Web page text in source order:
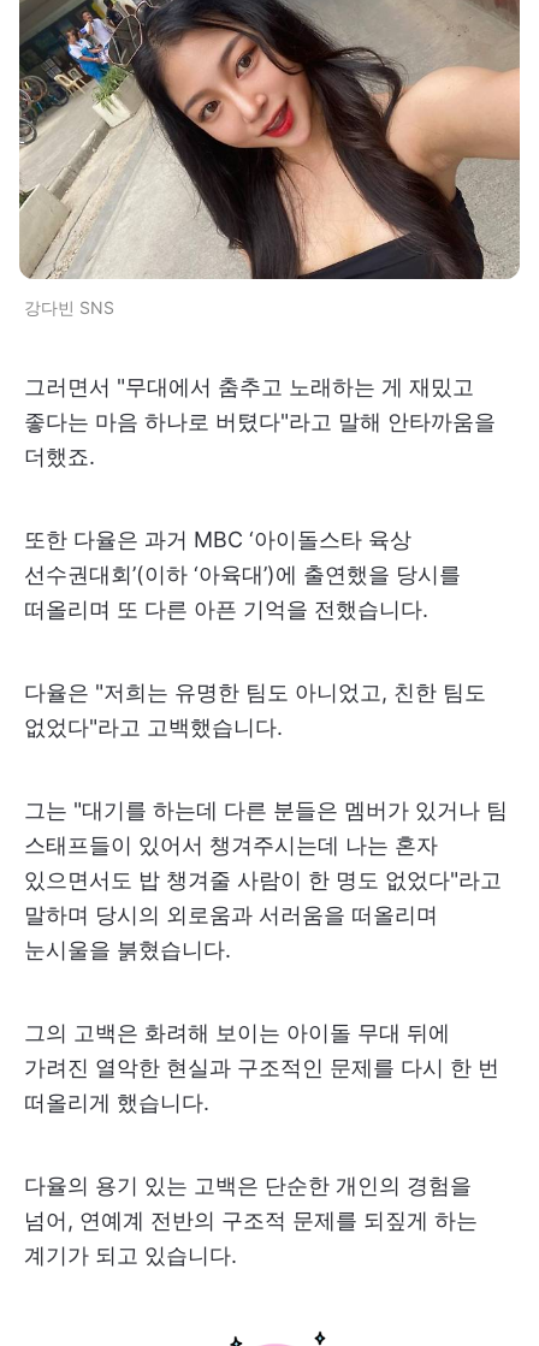
강다빈 SNS
그러면서 "무대에서 춤추고 노래하는 게 재밌고
좋다는 마음 하나로 버텼다"라고 말해 안타까움을
더했죠.
또한 다율은 과거 MBC ‘아이돌스타 육상
선수권대회’(이하 ‘아육대’)에 출연했을 당시를
떠올리며 또 다른 아픈 기억을 전했습니다.
다율은 "저희는 유명한 팀도 아니었고, 친한 팀도
없었다"라고 고백했습니다.
그는 "대기를 하는데 다른 분들은 멤버가 있거나 팀
스태프들이 있어서 챙겨주시는데 나는 혼자
있으면서도 밥 챙겨줄 사람이 한 명도 없었다"라고
말하며 당시의 외로움과 서러움을 떠올리며
눈시울을 붉혔습니다.
그의 고백은 화려해 보이는 아이돌 무대 뒤에
가려진 열악한 현실과 구조적인 문제를 다시 한 번
떠올리게 했습니다.
다율의 용기 있는 고백은 단순한 개인의 경험을
넘어, 연예계 전반의 구조적 문제를 되짚게 하는
계기가 되고 있습니다.